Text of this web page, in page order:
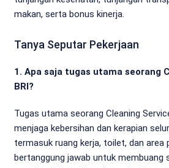
makan, serta bonus kinerja.
Tanya Seputar Pekerjaan
1. Apa saja tugas utama seorang
BRI?
Tugas utama seorang Cleaning
menjaga kebersihan dan kerapian
termasuk ruang kerja, toilet, dan area
bertanggung jawab untuk membuang